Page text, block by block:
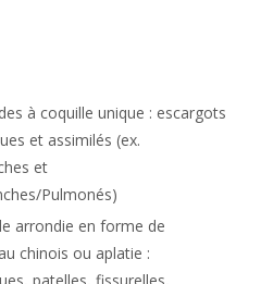
à coquille unique : escargots
et assimilés (ex.
et
Pulmonés)
arrondie en forme de
chinois ou aplatie :